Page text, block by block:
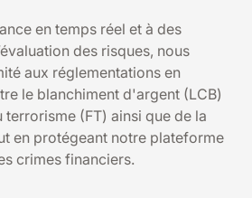
en temps réel et à des
des risques, nous
aux réglementations en
le blanchiment d'argent (LCB)
(FT) ainsi que de la
en protégeant notre plateforme
crimes financiers.